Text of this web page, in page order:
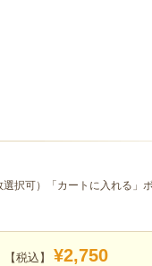
択可）「カートに入れる」
【税込】 ¥2,750